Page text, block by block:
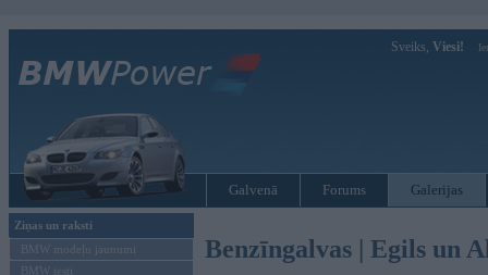
Sveiks, Viesi!
Galvenā Forums Galerijas
Ziņas un raksti
BMW modeļu jaunumi
BMW testi
Benzīngalvas | Egils un